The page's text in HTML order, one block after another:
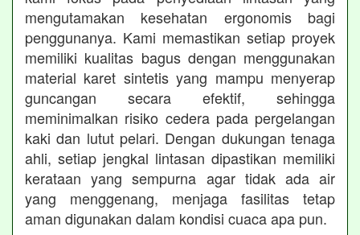
mengutamakan kesehatan ergonomis bagi
penggunanya. Kami memastikan setiap proyek
memiliki kualitas bagus dengan menggunakan
material karet sintetis yang mampu menyerap
guncangan secara efektif, sehingga
meminimalkan risiko cedera pada pergelangan
kaki dan lutut pelari. Dengan dukungan tenaga
ahli, setiap jengkal lintasan dipastikan memiliki
kerataan yang sempurna agar tidak ada air
yang menggenang, menjaga fasilitas tetap
aman digunakan dalam kondisi cuaca apa pun.